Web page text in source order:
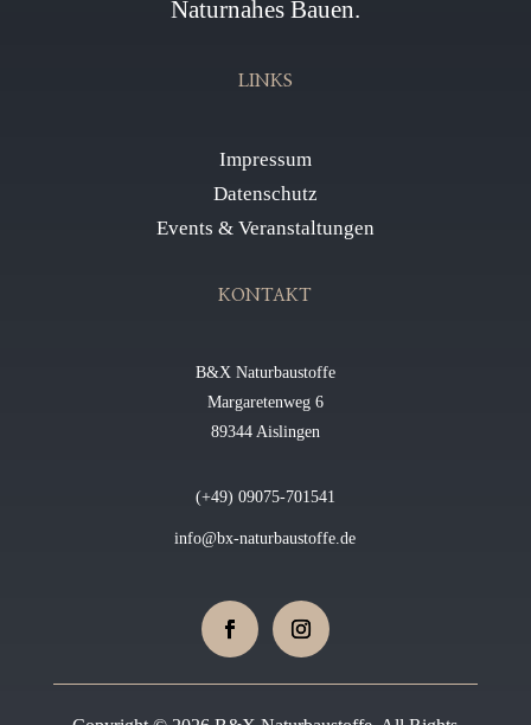
Naturnahes Bauen.
LINKS
Impressum
Datenschutz
Events & Veranstaltungen
KONTAKT
B&X Naturbaustoffe
Margaretenweg 6
89344 Aislingen
(+49) 09075-701541
info@bx-naturbaustoffe.de